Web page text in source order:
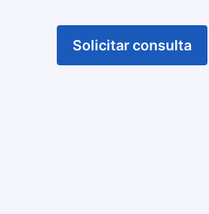
Solicitar consulta